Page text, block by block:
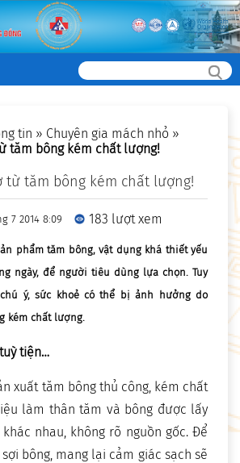
tin » Chuyên gia mách nhỏ »
tăm bông kém chất lượng!
từ tăm bông kém chất lượng!
7 2014 8:09 183 lượt xem
phẩm tăm bông, vật dụng khá thiết yếu
ngày, để người tiêu dùng lựa chọn. Tuy
ý, sức khoẻ có thể bị ảnh hưởng do
kém chất lượng.
tiện…
xuất tăm bông thủ công, kém chất
làm thân tăm và bông được lấy
nhau, không rõ nguồn gốc. Để
bông, mang lại cảm giác sạch sẽ